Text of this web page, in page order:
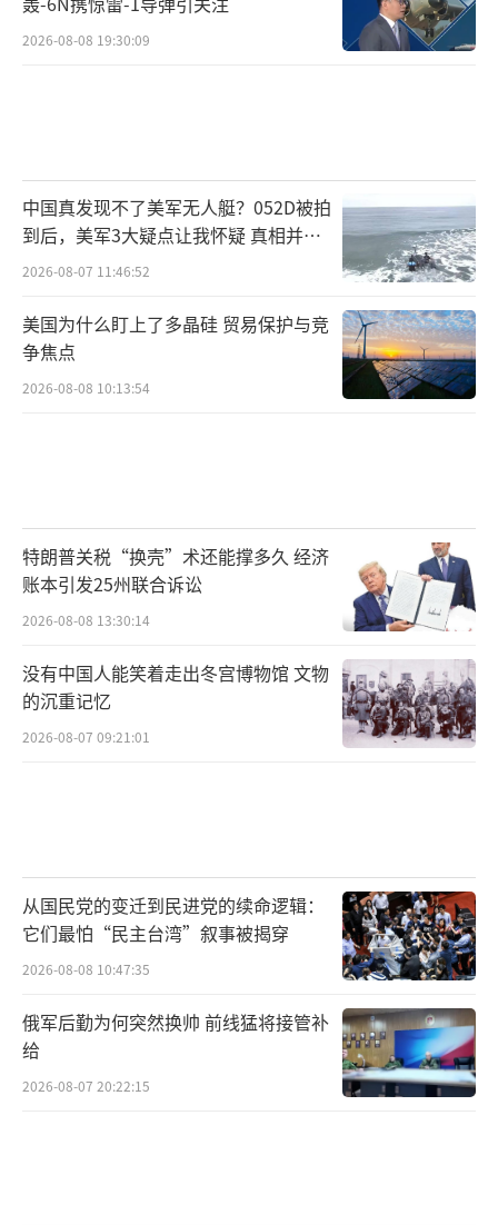
2026-08-08 19:30:09
中国真发现不了美军无人艇？052D被拍
到后，美军3大疑点让我怀疑 真相并非
如此
2026-08-07 11:46:52
美国为什么盯上了多晶硅 贸易保护与竞
争焦点
2026-08-08 10:13:54
特朗普关税“换壳”术还能撑多久 经济
账本引发25州联合诉讼
2026-08-08 13:30:14
没有中国人能笑着走出冬宫博物馆 文物
的沉重记忆
2026-08-07 09:21:01
从国民党的变迁到民进党的续命逻辑：
它们最怕“民主台湾”叙事被揭穿
2026-08-08 10:47:35
俄军后勤为何突然换帅 前线猛将接管补
给
2026-08-07 20:22:15